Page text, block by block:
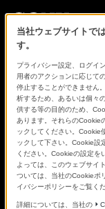
あ、
見
た
こ
と
の
な
い
世
界
へ。
α
Universe
当社ウェブサイトで
す。
プライバシー設定、ログイ
用者のアクションに応じて
停止することができません
析するため、あるいは個々
供する等の目的のため、
あります。それらのCookie
ックしてください。Cookie
ックして下さい。Cookie設
ください。Cookieの設定を
よっては、このウェブサイ
ついては、当社のCookieポ
イバシーポリシーをご覧くだ
詳細については、当社の